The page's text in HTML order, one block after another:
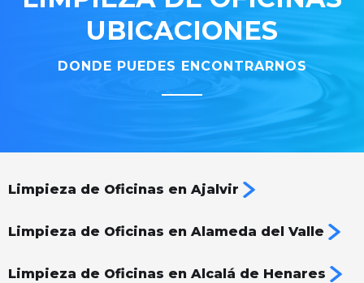
UBICACIONES
DONDE PUEDES ENCONTRARNOS
Limpieza de Oficinas en Ajalvir
Limpieza de Oficinas en Alameda del Valle
Limpieza de Oficinas en Alcalá de Henares